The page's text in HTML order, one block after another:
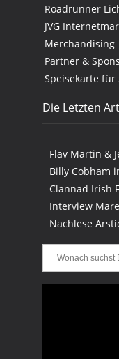
Roadrunner
JVG
Merchandising
Partner &
Speisekarte für
Die Letzten
Flav Martin &
Billy Cobham
Clannad Irish
Interview
Nachlese